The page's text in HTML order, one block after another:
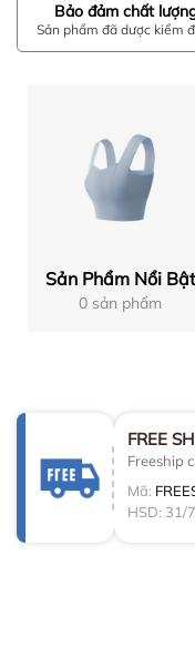
Bảo đảm chất
Sản phẩm đã dược kiểm
Sản Phẩm Nổi Bật
0 sản phẩm
FREE
Freeship
Mã:
HSD: 31/